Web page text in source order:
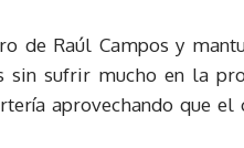
de Raúl Campos y
sin sufrir mucho en la
aprovechando que el